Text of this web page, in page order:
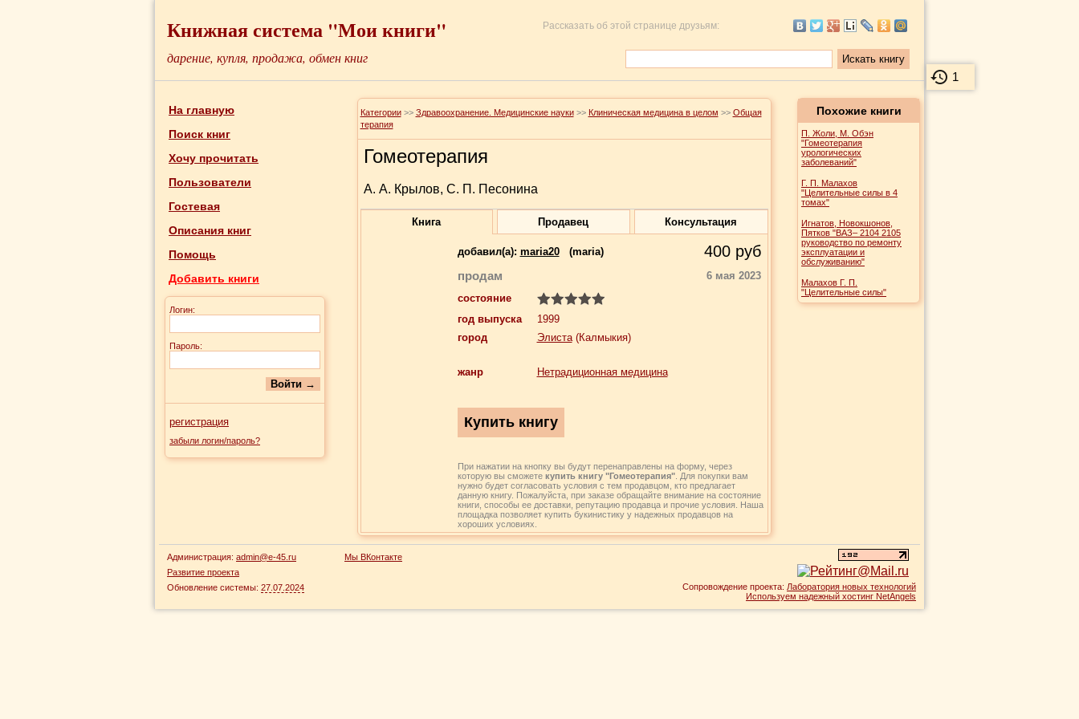
1
Книжная система "Мои книги" Рассказать об этой странице друзьям:
дарение, купля, продажа, обмен книг
На главную
Поиск книг
Хочу прочитать
Пользователи
Гостевая
Описания книг
Помощь
Добавить книги
Логин:
Пароль:
регистрация
забыли логин/пароль?
Категории >> Здравоохранение. Медицинские науки >> Клиническая медицина в целом >> Общая
терапия
Гомеотерапия
А. А. Крылов, С. П. Песонина
Книга Продавец Консультация
добавил(a): maria20 (maria) 400 руб
продам
6 мая 2023
состояние
год выпуска
1999
город
Элиста(Калмыкия)
жанр Нетрадиционная медицина
При нажатии на кнопку вы будут перенаправлены на форму, через
которую вы сможете купить книгу "Гомеотерапия". Для покупки вам
нужно будет согласовать условия с тем продавцом, кто предлагает
данную книгу. Пожалуйста, при заказе обращайте внимание на состояние
книги, способы ее доставки, репутацию продавца и прочие условия. Наша
площадка позволяет купить букинистику у надежных продавцов на
хороших условиях.
Похожие книги
П. Жоли, М. Обэн
"Гомеотерапия
урологических
заболеваний"
Г. П. Малахов
"Целительные силы в 4
томах"
Игнатов, Новокшонов,
Пятков "ВАЗ– 2104 2105
руководство по ремонту
эксплуатации и
обслуживанию"
Малахов Г. П.
"Целительные силы"
Администрация: admin@e-45.ru
Развитие проекта
Обновление системы: 27.07.2024
Мы ВКонтакте
Сопровождение проекта: Лаборатория новых технологий
Используем надежный хостинг NetAngels